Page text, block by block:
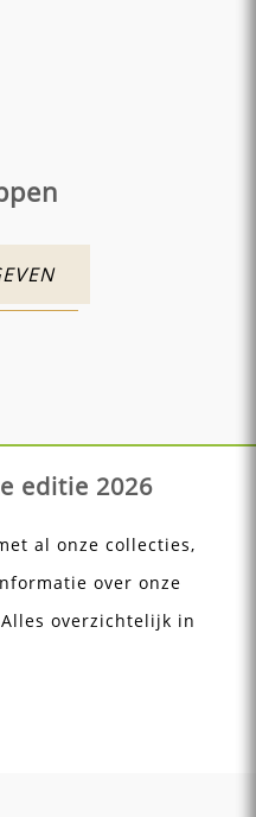
editie 2026
al onze collecties,
over onze
overzichtelijk in